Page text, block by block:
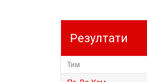
Резултати
Тим